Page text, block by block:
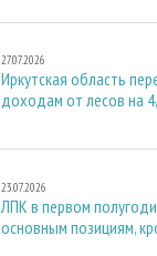
27.07.2026
Иркутская область
доходам от лесов на
23.07.2026
ЛПК в первом
основным позициям,